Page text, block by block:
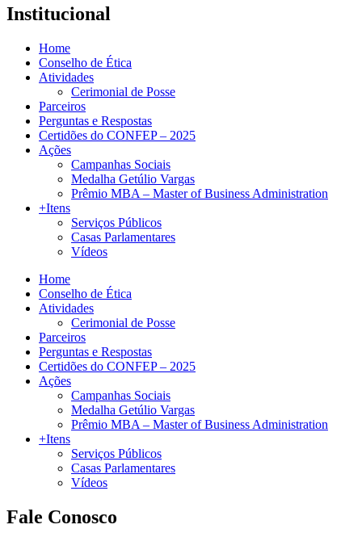
Institucional
Home
Conselho de Ética
Atividades
Cerimonial de Posse
Parceiros
Perguntas e Respostas
Certidões do CONFEP – 2025
Ações
Campanhas Sociais
Medalha Getúlio Vargas
Prêmio MBA – Master of Business Administration
+Itens
Serviços Públicos
Casas Parlamentares
Vídeos
Home
Conselho de Ética
Atividades
Cerimonial de Posse
Parceiros
Perguntas e Respostas
Certidões do CONFEP – 2025
Ações
Campanhas Sociais
Medalha Getúlio Vargas
Prêmio MBA – Master of Business Administration
+Itens
Serviços Públicos
Casas Parlamentares
Vídeos
Fale Conosco